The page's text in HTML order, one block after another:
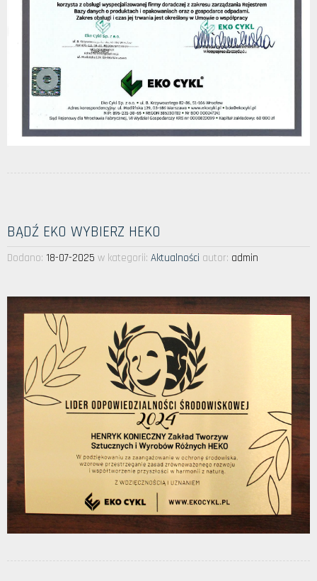
BĄDŹ EKO WYBIERZ HEKO
Dodano: 18-07-2025 w kategorii: Aktualności autor: admin